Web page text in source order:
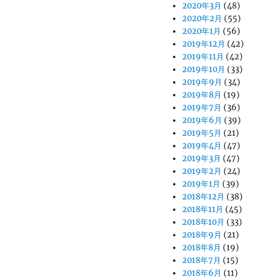
2020年3月 (48)
2020年2月 (55)
2020年1月 (56)
2019年12月 (42)
2019年11月 (42)
2019年10月 (33)
2019年9月 (34)
2019年8月 (19)
2019年7月 (36)
2019年6月 (39)
2019年5月 (21)
2019年4月 (47)
2019年3月 (47)
2019年2月 (24)
2019年1月 (39)
2018年12月 (38)
2018年11月 (45)
2018年10月 (33)
2018年9月 (21)
2018年8月 (19)
2018年7月 (15)
2018年6月 (11)